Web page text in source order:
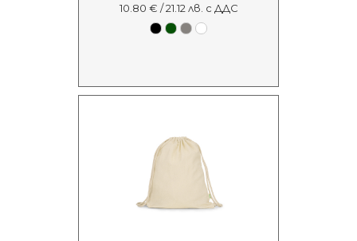
10.80 € / 21.12 лв. с ДДС